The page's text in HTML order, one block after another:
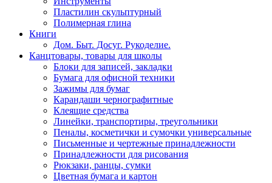
Пластилин скульптурный
Полимерная глина
Книги
Дом. Быт. Досуг. Рукоделие.
Канцтовары, товары для школы
Блоки для записей, закладки
Бумага для офисной техники
Зажимы для бумаг
Карандаши чернографитные
Клеящие средства
Линейки, транспортиры, треугольники
Пеналы, косметички и сумочки универсальные
Письменные и чертежные принадлежности
Принадлежности для рисования
Рюкзаки, ранцы, сумки
Цветная бумага и картон